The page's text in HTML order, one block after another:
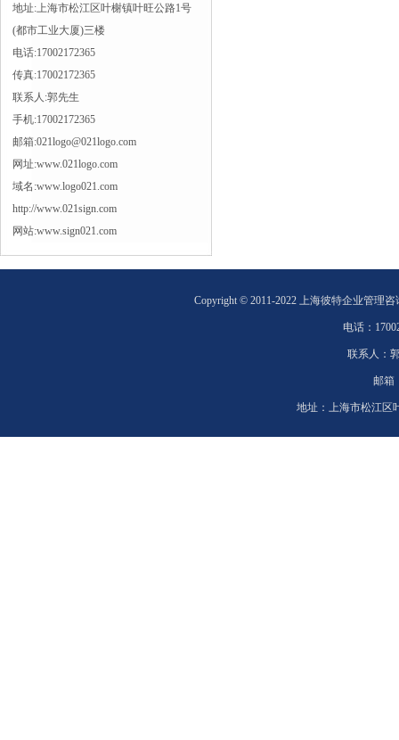
地址:上海市松江区叶榭镇叶旺公路1号
(都市工业大厦)三楼
电话:17002172365
传真:17002172365
联系人:郭先生
手机:17002172365
邮箱:021logo@021logo.com
网址:www.021logo.com
域名:www.logo021.com
http://www.021sign.com
网站:www.sign021.com
Copyright © 2011-2022 上海彼特企业管理
电话：
联系人：
邮箱
地址： 上海市松江区